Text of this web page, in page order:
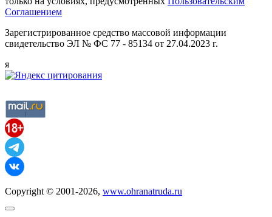
Соглашением
Зарегистрированное средство массовой информации
свидетельство ЭЛ № ФС 77 - 85134 от 27.04.2023 г.
я
Copyright © 2001-2026, www.ohranatruda.ru